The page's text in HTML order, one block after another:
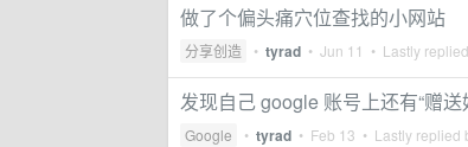
做了个偏头痛穴位查找的小网站
分享创造 • tyrad • Jun 11 • Lastly
发现自己 google 账号上还有“赠
Google • tyrad • Feb 13 • Lastly replied